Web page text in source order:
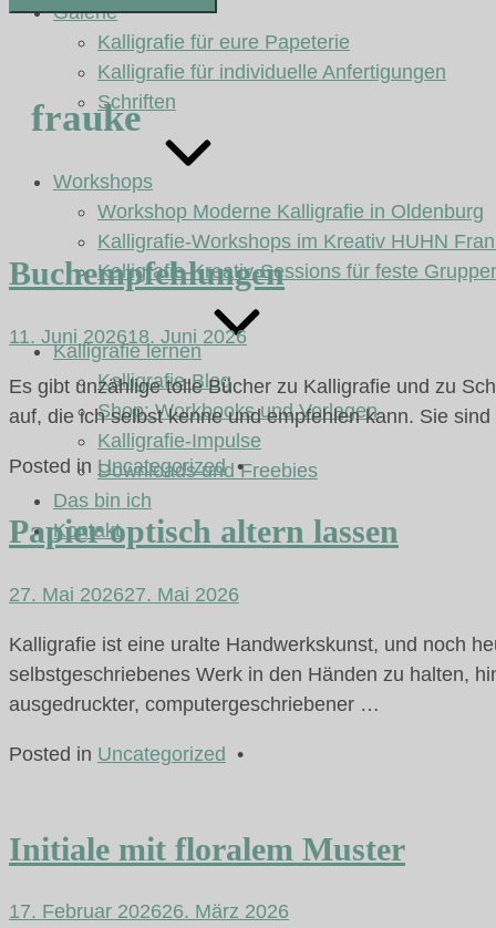
Galerie
Kalligrafie für eure Papeterie
Kalligrafie für individuelle Anfertigungen
Schriften
Workshops
Workshop Moderne Kalligrafie in Oldenburg
Kalligrafie-Workshops im Kreativ HUHN
Kalligrafie-Kreativ-Sessions für feste
Kalligrafie lernen
Kalligrafie-Blog
Shop: Workbooks und Vorlagen
Kalligrafie-Impulse
Downloads und Freebies
Das bin ich
Kontakt
frauke
Buchempfehlungen
11. Juni 202618. Juni 2026
Es gibt unzählige tolle Bücher zu Kalligrafie und zu
auf, die ich selbst kenne und empfehlen kann. Sie
Posted in Uncategorized•
Papier optisch altern lassen
27. Mai 202627. Mai 2026
Kalligrafie ist eine uralte Handwerkskunst, und noch
selbstgeschriebenes Werk in den Händen zu halten,
ausgedruckter, computergeschriebener …
Posted in Uncategorized •
Initiale mit floralem Muster
17. Februar 202626. März 2026